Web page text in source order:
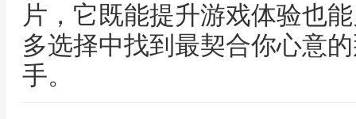
片，它既能提升游戏体验也
多选择中找到最契合你心意
手。